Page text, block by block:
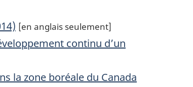
[en anglais seulement]
continu d’un
la zone boréale du Canada